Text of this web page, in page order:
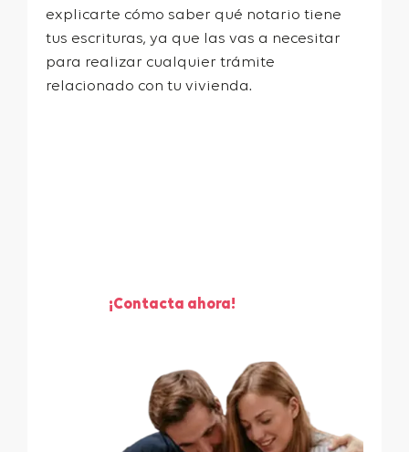
explicarte cómo saber qué notario tiene
tus escrituras, ya que las vas a necesitar
para realizar cualquier trámite
relacionado con tu vivienda.
¡Contacta ahora!